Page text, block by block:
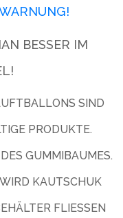
BESSER IM
SIND
PRODUKTE.
GUMMIBAUMES.
KAUTSCHUK
FLIESSEN L